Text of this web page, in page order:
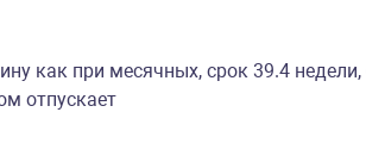
как при месячных, срок 39.4
отпускает